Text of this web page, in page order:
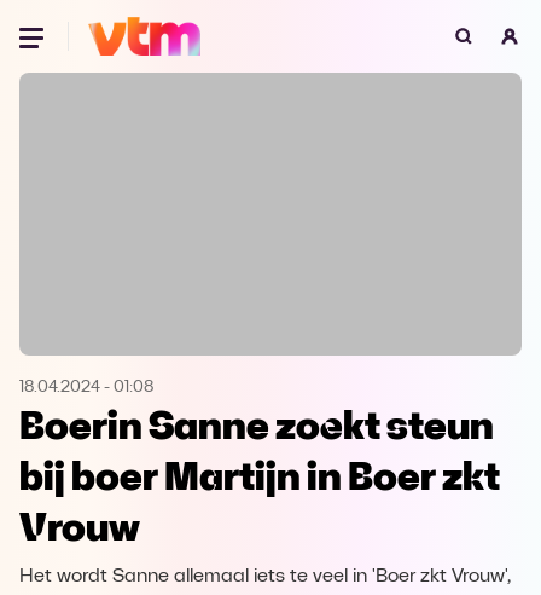
Oeps, browser niet ondersteund
Microsoft Edge Download
Opera Download
18.04.2024 - 01:08
Boerin Sanne zoekt steun
bij boer Martijn in Boer zkt
Vrouw
Het wordt Sanne allemaal iets te veel in 'Boer zkt Vrouw',